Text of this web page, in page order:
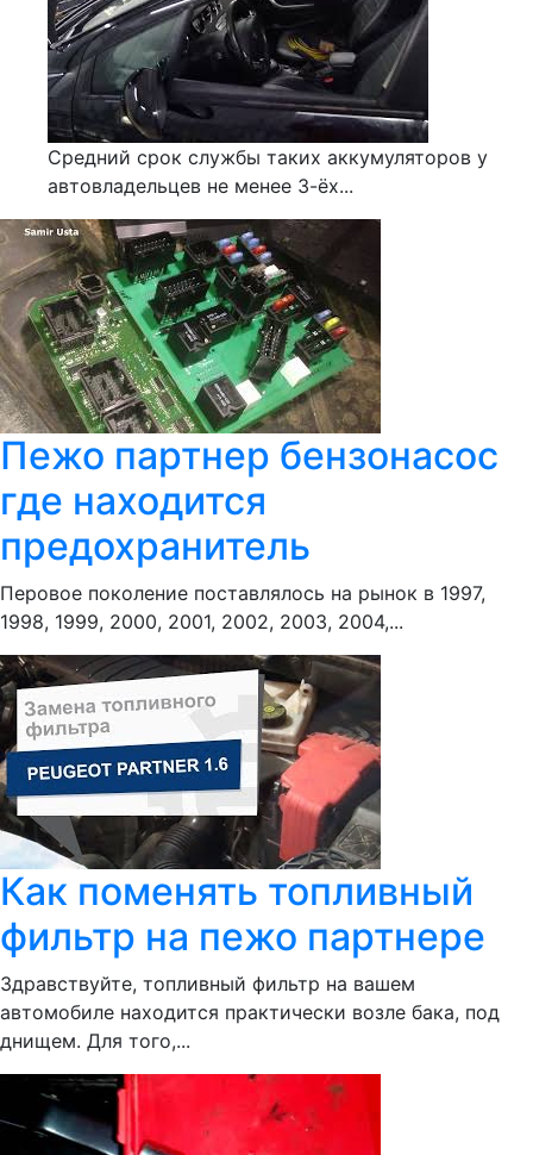
Средний срок службы таких аккумуляторов у
автовладельцев не менее 3-ёх...
Пежо партнер бензонасос
где находится
предохранитель
Перовое поколение поставлялось на рынок в 1997,
1998, 1999, 2000, 2001, 2002, 2003, 2004,...
Как поменять топливный
фильтр на пежо партнере
Здравствуйте, топливный фильтр на вашем
автомобиле находится практически возле бака, под
днищем. Для того,...